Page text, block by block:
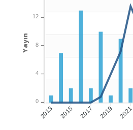
2013 2015 2017 2019 2021
12
8
4
0
Yayın